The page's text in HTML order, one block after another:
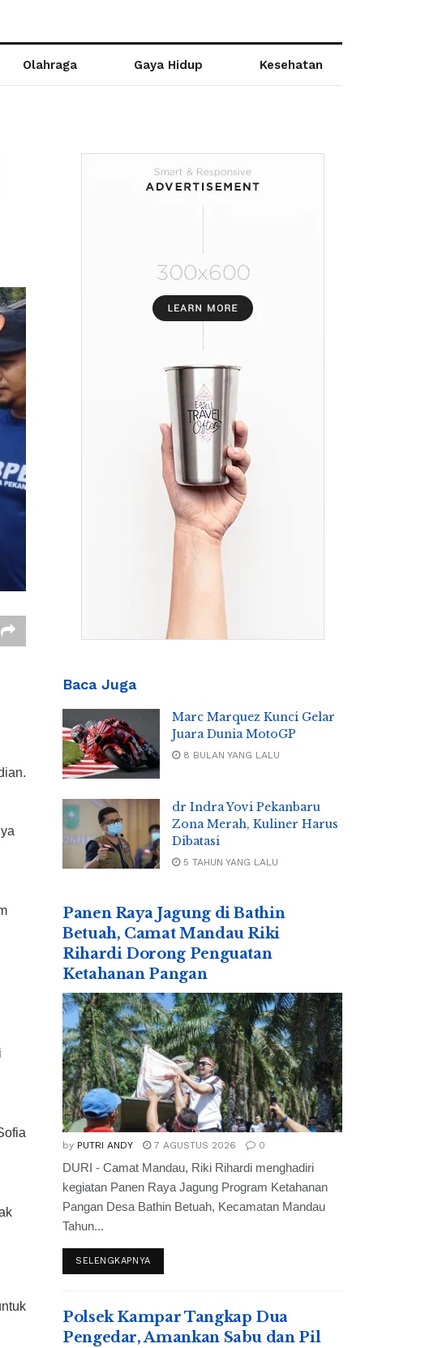
Olahraga Gaya Hidup Kesehatan
Baca Juga
Marc Marquez Kunci Gelar
Juara Dunia MotoGP
8 BULAN YANG LALU
dr Indra Yovi Pekanbaru
Zona Merah, Kuliner Harus
Dibatasi
5 TAHUN YANG LALU
Panen Raya Jagung di Bathin
Betuah, Camat Mandau Riki
Rihardi Dorong Penguatan
Ketahanan Pangan
by PUTRI ANDY 7 AGUSTUS 2026 0
DURI - Camat Mandau, Riki Rihardi menghadiri
kegiatan Panen Raya Jagung Program Ketahanan
Pangan Desa Bathin Betuah, Kecamatan Mandau
Tahun...
SELENGKAPNYA
Polsek Kampar Tangkap Dua
Pengedar, Amankan Sabu dan Pil